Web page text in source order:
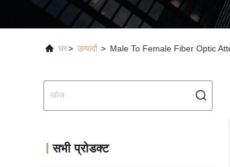
घर> उत्पादों > Male To Female Fiber Optic
सभी प्रोडक्ट